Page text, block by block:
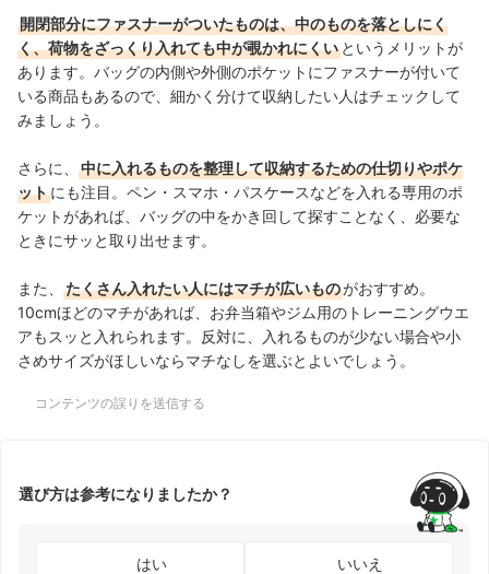
開閉部分にファスナーがついたものは、中のものを落としにく
く、荷物をざっくり入れても中が覗かれにくい というメリットが
あります。バッグの内側や外側のポケットにファスナーが付いて
いる商品もあるので、細かく分けて収納したい人はチェックして
みましょう。
さらに、
中に入れるものを整理して収納するための仕切りやポケ
ットにも注目。ペン・スマホ・パスケースなどを入れる専用のポ
ケットがあれば、バッグの中をかき回して探すことなく、必要な
ときにサッと取り出せます。
また、 たくさん入れたい人にはマチが広いものがおすすめ。
10cmほどのマチがあれば、お弁当箱やジム用のトレーニングウエ
アもスッと入れられます。反対に、入れるものが少ない場合や小
さめサイズがほしいならマチなしを選ぶとよいでしょう。
コンテンツの誤りを送信する
選び方は参考になりましたか？
はい いいえ